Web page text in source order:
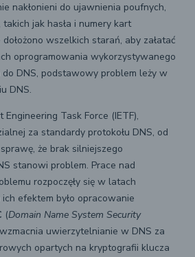
nakłonieni do ujawnienia poufnych,
jak hasła i numery kart
wszelkich starań, aby załatać
oprogramowania wykorzystywanego
DNS, podstawowy problem leży w
DNS.
Task Force (IETF),
za standardy protokołu DNS, od
że brak silniejszego
stanowi problem. Prace nad
rozpoczęły się w latach
efektem było opracowanie
(Domain Name System Security
uwierzytelnianie w DNS za
opartych na kryptografii klucza